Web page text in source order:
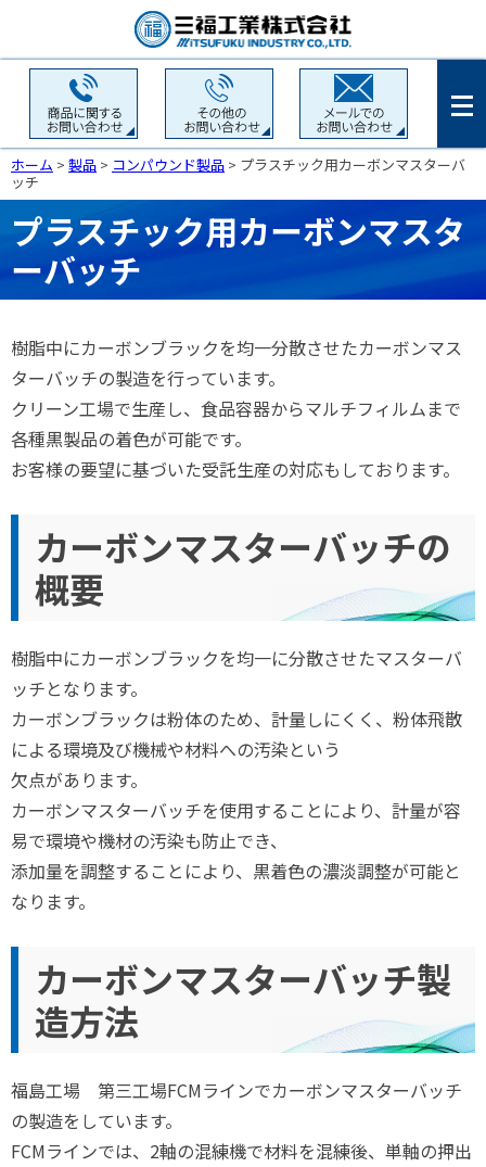
ホーム > 製品 > コンパウンド製品 > プラスチック用カーボンマスターバ
ッチ
プラスチック用カーボンマスタ
ーバッチ
樹脂中にカーボンブラックを均一分散させたカーボンマス
ターバッチの製造を行っています。
クリーン工場で生産し、食品容器からマルチフィルムまで
各種黒製品の着色が可能です。
お客様の要望に基づいた受託生産の対応もしております。
カーボンマスターバッチの
概要
樹脂中にカーボンブラックを均一に分散させたマスターバ
ッチとなります。
カーボンブラックは粉体のため、計量しにくく、粉体飛散
による環境及び機械や材料への汚染という
欠点があります。
カーボンマスターバッチを使用することにより、計量が容
易で環境や機材の汚染も防止でき、
添加量を調整することにより、黒着色の濃淡調整が可能と
なります。
カーボンマスターバッチ製
造方法
福島工場 第三工場FCMラインでカーボンマスターバッチ
の製造をしています。
FCMラインでは、2軸の混練機で材料を混練後、単軸の押出